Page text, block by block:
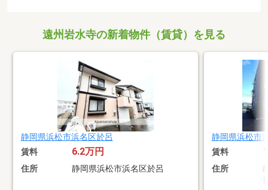
遠州岩水寺の新着物件（賃貸）を見る
静岡県浜松市浜名区於呂
賃料 6.2万円
住所 静岡県浜松市浜名区於呂
静岡県浜松市
賃料
住所